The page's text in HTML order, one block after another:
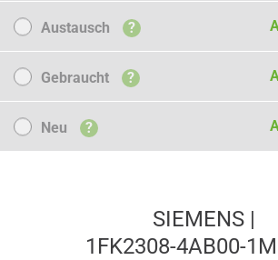
Austausch
Austausch ?
Gebraucht
Gebraucht ?
NeuNeu ?
SIEMENS |
1FK2308-4AB00-